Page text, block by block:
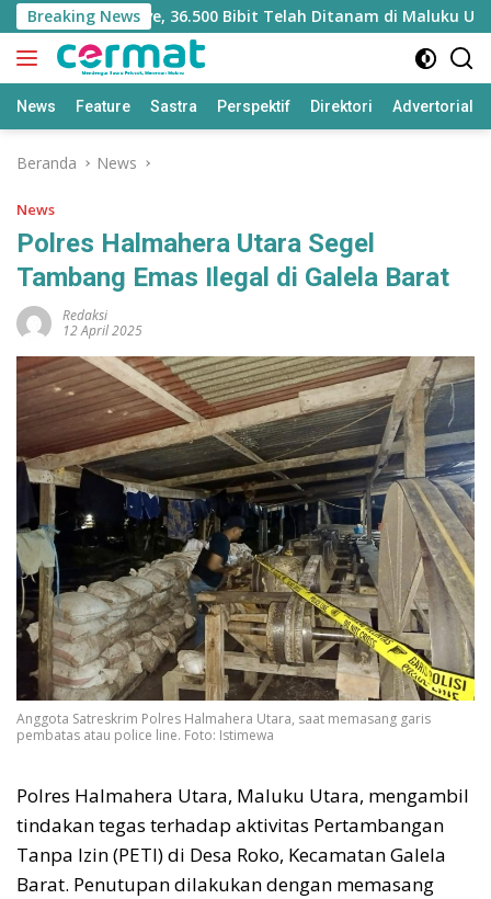
Langsung
ke
konten
Breaking News
Mangrove, 36.500 Bibit Telah Ditanam di Maluku Utara
News Feature Sastra Perspektif Direktori Advertorial
Beranda News
News
Polres Halmahera Utara Segel
Tambang Emas Ilegal di Galela Barat
Redaksi
12 April 2025
Anggota Satreskrim Polres Halmahera Utara, saat memasang garis
pembatas atau police line. Foto: Istimewa
Polres Halmahera Utara, Maluku Utara, mengambil
tindakan tegas terhadap aktivitas Pertambangan
Tanpa Izin (PETI) di Desa Roko, Kecamatan Galela
Barat. Penutupan dilakukan dengan memasang